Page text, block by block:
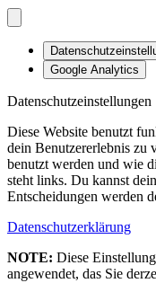
Google Analytics
Datenschutzeinstellungen
Diese Website benutzt
dein Benutzererlebnis zu
benutzt werden und wie
steht links. Du kannst
Entscheidungen werden
Datenschutzerklärung
NOTE: Diese
angewendet, das Sie